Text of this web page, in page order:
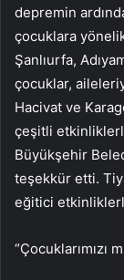
depremin
çocuklara
Şanlıurfa,
çocuklar,
Hacivat ve
çeşitli
Büyükşehir
teşekkür etti.
eğitici
“Çocuklarımızı